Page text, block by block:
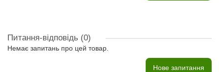
Питання-відповідь (0)
Немає запитань про цей товар.
Нове запитання